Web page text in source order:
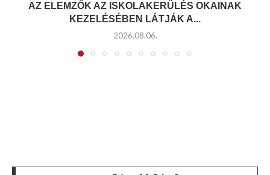
AZ ELEMZŐK AZ ISKOLAKERÜLÉS OKAINAK
KEZELÉSÉBEN LÁTJÁK A...
2026.08.06.